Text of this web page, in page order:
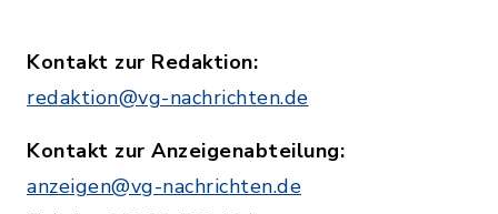
Kontakt zur Redaktion:
redaktion@vg-nachrichten.de
Kontakt zur Anzeigenabteilung:
anzeigen@vg-nachrichten.de